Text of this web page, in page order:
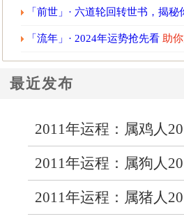
「前世」· 六道轮回转世书，揭秘
「流年」· 2024年运势抢先看 助
最近发布
2011年运程：属鸡人
2011年运程：属狗人
2011年运程：属猪人